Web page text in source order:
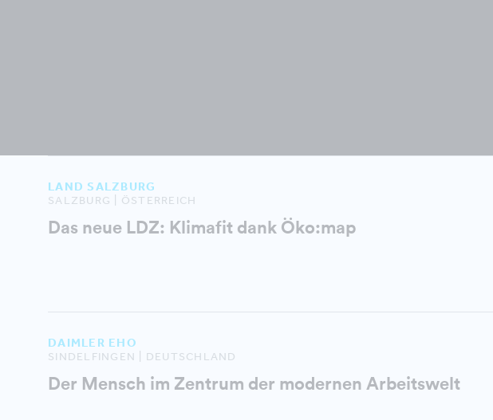
LAND SALZBURG
SALZBURG | ÖSTERREICH
Das neue LDZ: Klimafit dank Öko:map
DAIMLER EHO
SINDELFINGEN | DEUTSCHLAND
Der Mensch im Zentrum der modernen Arbeitswelt